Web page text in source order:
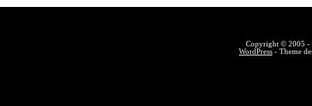
Copyright © 2005 -
WordPress - Theme